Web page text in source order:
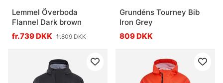
Lemmel Överboda
Flannel Dark brown
fr.739 DKK fr.809 DKK
Grundéns Tourney Bib
Iron Grey
809 DKK